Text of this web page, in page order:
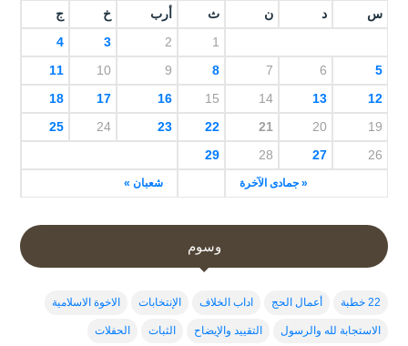
س د ن ث أرب خ ج
« جمادى الآخرة شعبان »
1
2
3
4
5
6
7
8
9
10
11
12
13
14
15
16
17
18
19
20
21
22
23
24
25
26
27
28
29
وسوم
22 خطبة أعمال الحج اداب الخلاف الإنتخابات الاخوة الاسلامية
الاستجابة لله والرسول التقييد والإيضاح الثبات الحفلات